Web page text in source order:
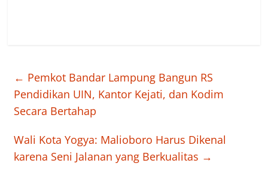
← Pemkot Bandar Lampung Bangun RS
Pendidikan UIN, Kantor Kejati, dan Kodim
Secara Bertahap
Wali Kota Yogya: Malioboro Harus Dikenal
karena Seni Jalanan yang Berkualitas →